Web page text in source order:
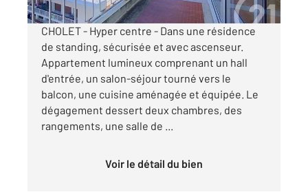
CHOLET - Hyper centre - Dans une résidence
de standing, sécurisée et avec ascenseur.
Appartement lumineux comprenant un hall
d'entrée, un salon-séjour tourné vers le
balcon, une cuisine aménagée et équipée. Le
dégagement dessert deux chambres, des
rangements, une salle de ...
Voir le détail du bien